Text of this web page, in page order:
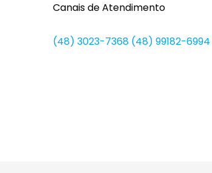
Canais de Atendimento
(48) 3023-7368 (48) 99182-6994